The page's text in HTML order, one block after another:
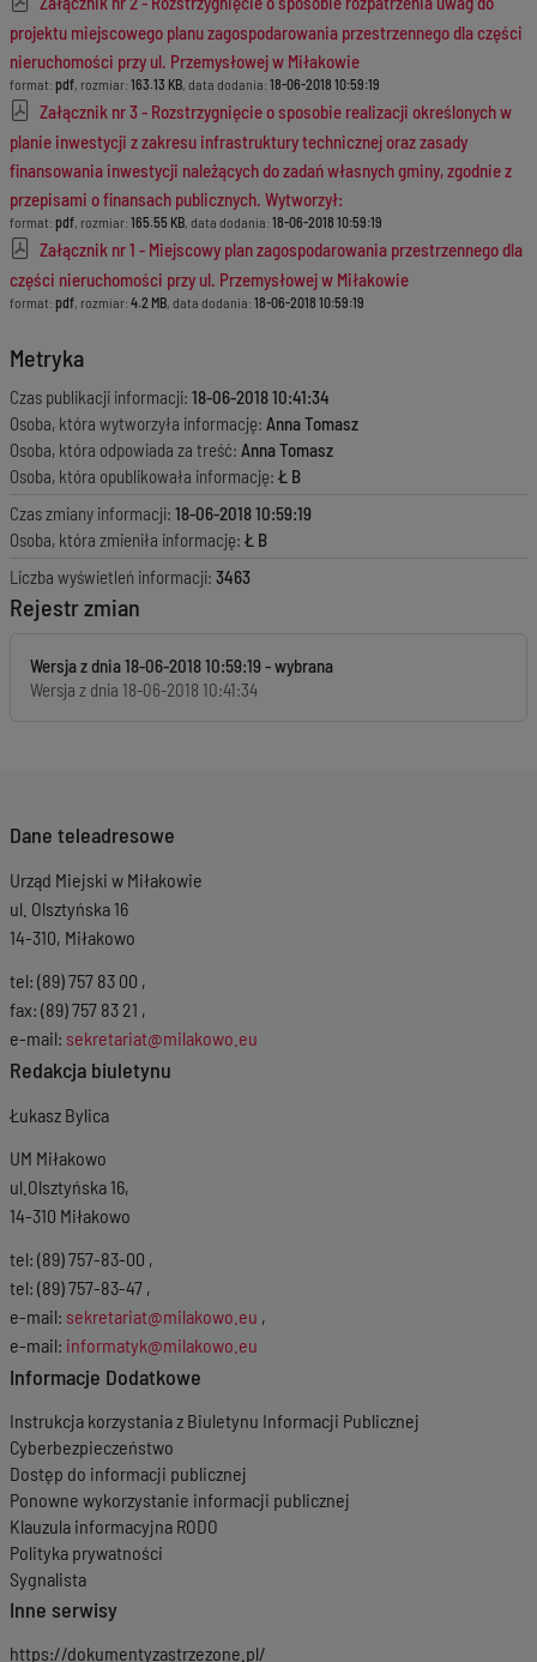
projektu miejscowego planu zagospodarowania przestrzennego dla części
nieruchomości przy ul. Przemysłowej w Miłakowie
format: pdf, rozmiar: 163.13 KB, data dodania: 18-06-2018 10:59:19
Załącznik nr 3 - Rozstrzygnięcie o sposobie realizacji określonych w
planie inwestycji z zakresu infrastruktury technicznej oraz zasady
finansowania inwestycji należących do zadań własnych gminy, zgodnie z
przepisami o finansach publicznych. Wytworzył:
format: pdf, rozmiar: 165.55 KB, data dodania: 18-06-2018 10:59:19
Załącznik nr 1 - Miejscowy plan zagospodarowania przestrzennego dla
części nieruchomości przy ul. Przemysłowej w Miłakowie
format: pdf, rozmiar: 4.2 MB, data dodania: 18-06-2018 10:59:19
Metryka
Czas publikacji informacji: 18-06-2018 10:41:34
Osoba, która wytworzyła informację: Anna Tomasz
Osoba, która odpowiada za treść: Anna Tomasz
Osoba, która opublikowała informację: Ł B
Czas zmiany informacji: 18-06-2018 10:59:19
Osoba, która zmieniła informację: Ł B
Liczba wyświetleń informacji: 3463
Rejestr zmian
Wersja z dnia18-06-2018 10:59:19
Wersja z dnia 18-06-2018 10:41:34
Dane teleadresowe
Urząd Miejski w Miłakowie
ul. Olsztyńska 16
14-310, Miłakowo
tel: (89) 757 83 00 ,
fax: (89) 757 83 21 ,
e-mail: sekretariat@milakowo.eu
Redakcja biuletynu
Łukasz Bylica
UM Miłakowo
ul.Olsztyńska 16,
14-310 Miłakowo
tel: (89) 757-83-00 ,
tel: (89) 757-83-47 ,
e-mail: sekretariat@milakowo.eu ,
e-mail: informatyk@milakowo.eu
Informacje Dodatkowe
Instrukcja korzystania z Biuletynu Informacji Publicznej
Cyberbezpieczeństwo
Dostęp do informacji publicznej
Ponowne wykorzystanie informacji publicznej
Klauzula informacyjna RODO
Polityka prywatności
Sygnalista
Inne serwisy
https://dokumentyzastrzezone.pl/